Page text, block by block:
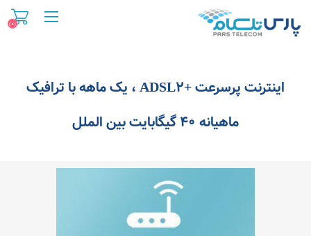
(۰)
اینترنت پرسرعت +ADSL۲ ، یک ماهه با ترافیک
ماهیانه ۴۰ گیگابایت بین الملل